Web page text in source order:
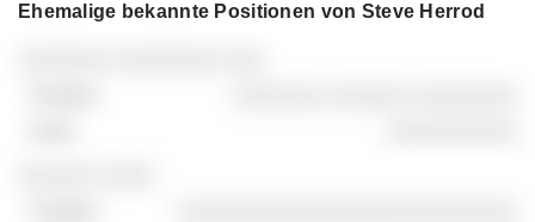
Ehemalige bekannte Positionen von Steve Herrod